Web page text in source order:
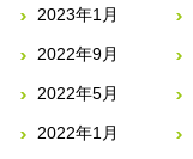
2023年1月
2022年9月
2022年5月
2022年1月